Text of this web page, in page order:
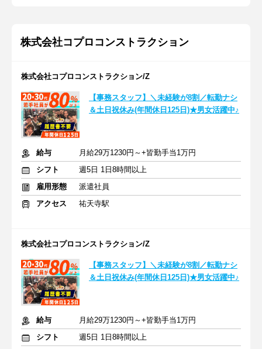
株式会社コプロコンストラクション
株式会社コプロコンストラクション/Z
【事務スタッフ】＼未経験が8割／転勤ナシ
＆土日祝休み(年間休日125日)★男女活躍中♪
給与
月給29万1230円～+皆勤手当1万円
シフト
週5日 1日8時間以上
雇用形態
派遣社員
アクセス
祐天寺駅
株式会社コプロコンストラクション/Z
【事務スタッフ】＼未経験が8割／転勤ナシ
＆土日祝休み(年間休日125日)★男女活躍中♪
給与
月給29万1230円～+皆勤手当1万円
シフト
週5日 1日8時間以上